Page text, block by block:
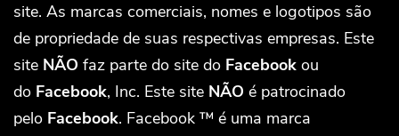
site. As marcas comerciais, nomes e logotipos são
de propriedade de suas respectivas empresas. Este
site NÃO faz parte do site do Facebook ou
do Facebook, Inc. Este site NÃO é patrocinado
pelo Facebook. Facebook ™ é uma marca